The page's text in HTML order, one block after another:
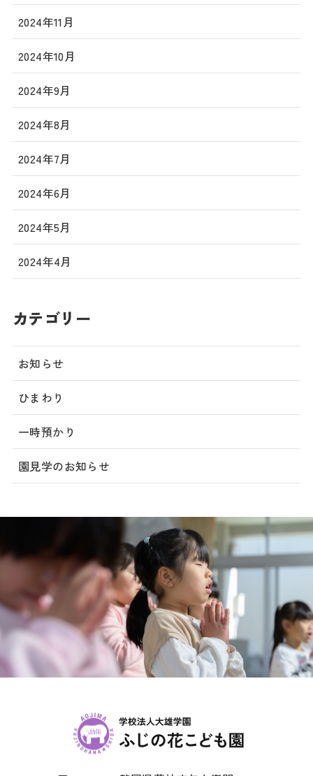
2024年11月
2024年10月
2024年9月
2024年8月
2024年7月
2024年6月
2024年5月
2024年4月
カテゴリー
お知らせ
ひまわり
一時預かり
園見学のお知らせ